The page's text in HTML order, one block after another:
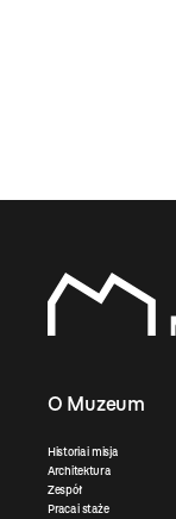
O Muzeum
Historia i misja
Architektura
Zespół
Praca i staże